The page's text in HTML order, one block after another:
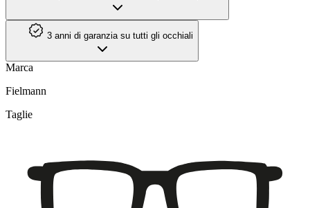
3 anni di garanzia su tutti gli occhiali
Marca
Fielmann
Taglie